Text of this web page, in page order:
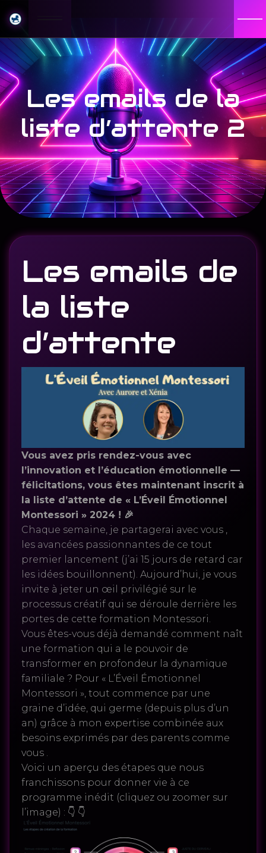
Les emails de la
liste d’attente 2
Les emails de
la liste
d’attente
Vous avez pris rendez-vous avec
l’innovation et l’éducation émotionnelle —
félicitations, vous êtes maintenant inscrit à
la liste d’attente de « L’Éveil Émotionnel
Montessori » 2024 ! 🎉
Chaque semaine, je partagerai avec vous ,
les avancées passionnantes de ce tout
premier lancement (j’ai 15 jours de retard car
les idées bouillonnent). Aujourd’hui, je vous
invite à jeter un œil privilégié sur le
processus créatif qui se déroule derrière les
portes de cette formation Montessori.
Vous êtes-vous déjà demandé comment naît
une formation qui a le pouvoir de
transformer en profondeur la dynamique
familiale ? Pour « L’Éveil Émotionnel
Montessori », tout commence par une
graine d’idée, qui germe (depuis plus d’un
an) grâce à mon expertise combinée aux
besoins exprimés par des parents comme
vous .
Voici un aperçu des étapes que nous
franchissons pour donner vie à ce
programme inédit (cliquez ou zoomer sur
l’image) : 👇 👇